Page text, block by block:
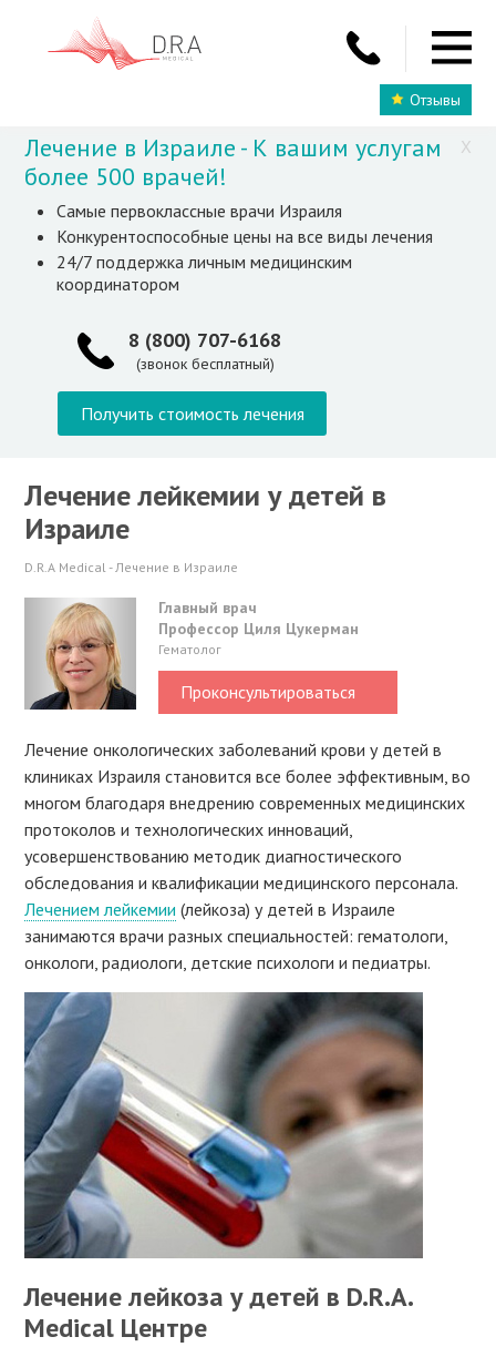
Отзывы
X
Лечение в Израиле - К вашим услугам
более 500 врачей!
Самые первоклассные врачи Израиля
Конкурентоспособные цены на все виды лечения
24/7 поддержка личным медицинским
координатором
8 (800) 707-6168
(звонок бесплатный)
Получить стоимость лечения
Лечение лейкемии у детей в
Израиле
D.R.A Medical - Лечение в Израиле
Главный врач
Профессор Циля Цукерман
Гематолог
Проконсультироваться
Лечение онкологических заболеваний крови у детей в
клиниках Израиля становится все более эффективным, во
многом благодаря внедрению современных медицинских
протоколов и технологических инноваций,
усовершенствованию методик диагностического
обследования и квалификации медицинского персонала.
Лечением лейкемии (лейкоза) у детей в Израиле
занимаются врачи разных специальностей: гематологи,
онкологи, радиологи, детские психологи и педиатры.
Лечение лейкоза у детей в D.R.A.
Medical Центре